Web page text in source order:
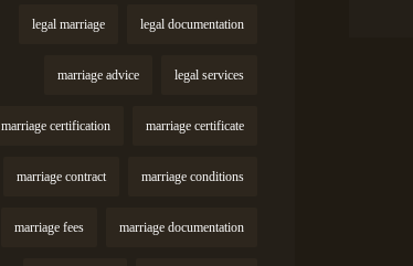
legal documentation
legal marriage
legal services
marriage advice
marriage certificate
marriage certification
marriage conditions
marriage contract
marriage documentation
marriage fees